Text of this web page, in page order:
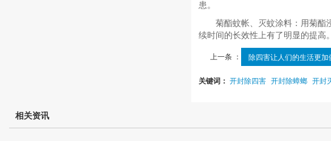
患。
菊酯蚊帐、灭蚊涂料：用菊酯浸
续时间的长效性上有了明显的提高。
上一条 ： 除四害让人们的生活更加
关键词： 开封除四害 开封除蟑螂 开封
相关资讯